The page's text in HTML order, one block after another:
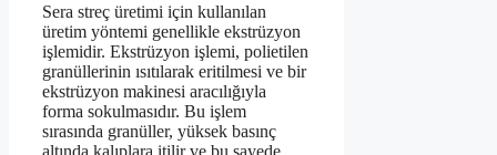
Sera streç üretimi için kullanılan
üretim yöntemi genellikle ekstrüzyon
işlemidir. Ekstrüzyon işlemi, polietilen
granüllerinin ısıtılarak eritilmesi ve bir
ekstrüzyon makinesi aracılığıyla
forma sokulmasıdır. Bu işlem
sırasında granüller, yüksek basınç
altında kalıplara itilir ve bu sayede